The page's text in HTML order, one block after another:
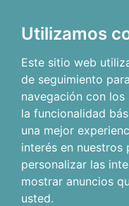
Utilizamos
Este sitio web
de seguimiento
navegación con los
la funcionalidad
una mejor
interés en
personalizar las
mostrar anuncios
usted.